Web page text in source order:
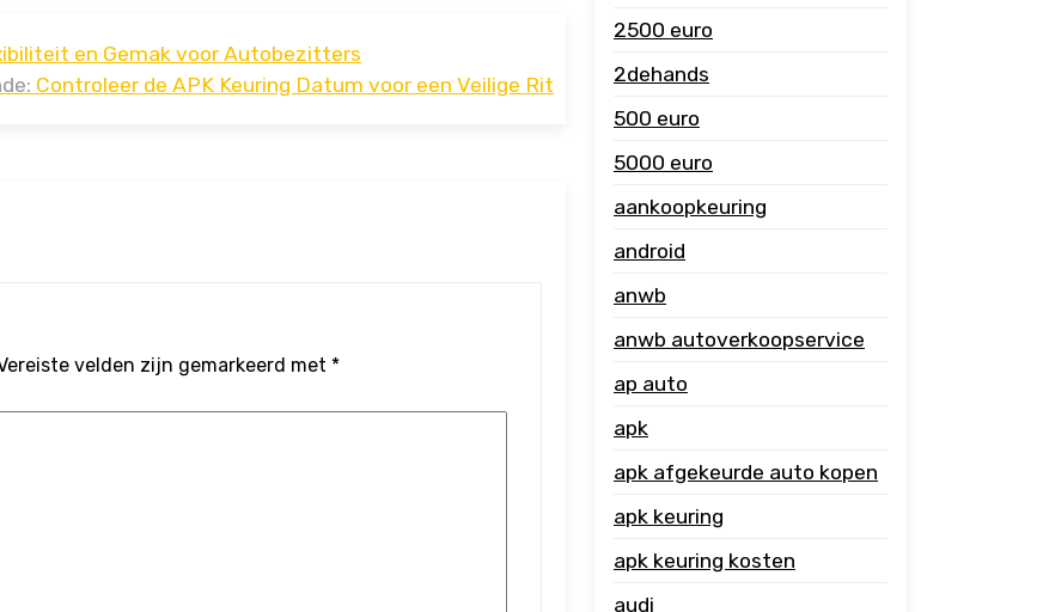
en Gemak voor Autobezitters
Controleer de APK Keuring Datum voor een Veilige Rit
velden zijn gemarkeerd met *
2500 euro
2dehands
500 euro
5000 euro
aankoopkeuring
android
anwb
anwb autoverkoopservice
ap auto
apk
apk afgekeurde auto kopen
apk keuring
apk keuring kosten
audi